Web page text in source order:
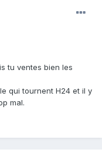
tu ventes bien les
qui tournent H24 et il y
mal.